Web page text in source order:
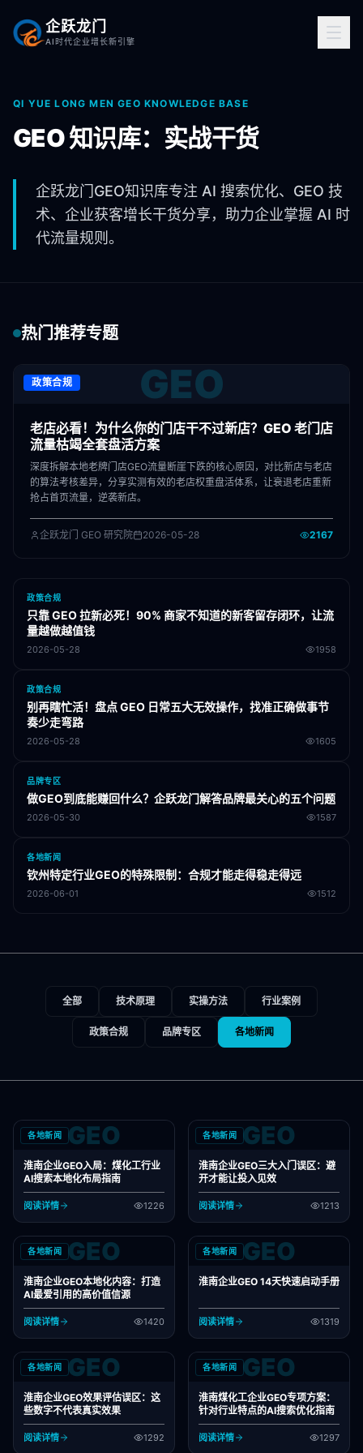
企跃龙门
AI时代企业增长新引擎
QI YUE LONG MEN GEO KNOWLEDGE BASE
GEO 知识库：实战干货
企跃龙门GEO知识库专注 AI 搜索优化、GEO 技
术、企业获客增长干货分享，助力企业掌握 AI 时
代流量规则。
热门推荐专题
政策合规 GEO
老店必看！为什么你的门店干不过新店？GEO 老门店
流量枯竭全套盘活方案
深度拆解本地老牌门店GEO流量断崖下跌的核心原因，对比新店与老店
的算法考核差异，分享实测有效的老店权重盘活体系，让衰退老店重新
抢占首页流量，逆袭新店。
企跃龙门 GEO 研究院 2026-05-28 2167
政策合规
只靠 GEO 拉新必死！90% 商家不知道的新客留存闭环，让流
量越做越值钱
2026-05-28 1958
政策合规
别再瞎忙活！盘点 GEO 日常五大无效操作，找准正确做事节
奏少走弯路
2026-05-28 1605
品牌专区
做GEO到底能赚回什么？企跃龙门解答品牌最关心的五个问题
2026-05-30 1587
各地新闻
钦州特定行业GEO的特殊限制：合规才能走得稳走得远
2026-06-01 1512
全部 技术原理 实操方法 行业案例
政策合规 品牌专区 各地新闻
各地新闻 GEO
淮南企业GEO入局：煤化工行业
AI搜索本地化布局指南
阅读详情 1226
各地新闻 GEO
淮南企业GEO三大入门误区：避
开才能让投入见效
阅读详情 1213
各地新闻 GEO
淮南企业GEO本地化内容：打造
AI最爱引用的高价值信源
阅读详情 1420
各地新闻 GEO
淮南企业GEO 14天快速启动手册
阅读详情 1319
各地新闻 GEO
淮南企业GEO效果评估误区：这
些数字不代表真实效果
阅读详情 1292
各地新闻 GEO
淮南煤化工企业GEO专项方案：
针对行业特点的AI搜索优化指南
阅读详情 1297